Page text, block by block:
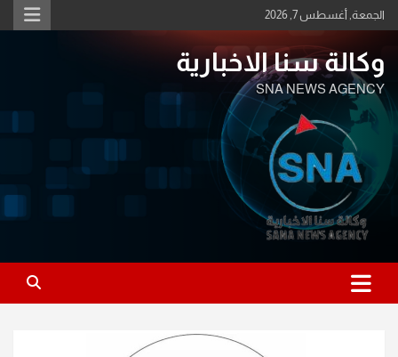
Skip
to
الجمعة, أغسطس 7, 2026
وكالة سنا الاخبارية
SNA NEWS AGENCY